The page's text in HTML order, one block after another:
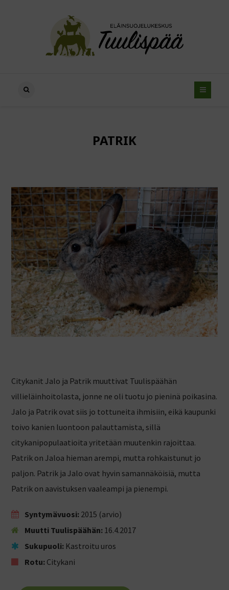
PATRIK
Citykanit Jalo ja Patrik muuttivat Tuulispäähän
villieläinhoitolasta, jonne ne oli tuotu jo pieninä poikasina.
Jalo ja Patrik ovat siis jo tottuneita ihmisiin, eikä kaupunki
toivo kanien luontoon palauttamista, sillä
citykanipopulaatioita yritetään muutenkin rajoittaa.
Patrik on Jaloa hieman arempi, mutta rohkaistunut jo
paljon. Patrik ja Jalo ovat hyvin samannäköisiä, mutta
Patrik on aavistuksen vaaleampi ja pienempi.
Syntymävuosi: 2015 (arvio)
Muutti Tuulispäähän: 16.4.2017
Sukupuoli: Kastroitu uros
Rotu: Citykani